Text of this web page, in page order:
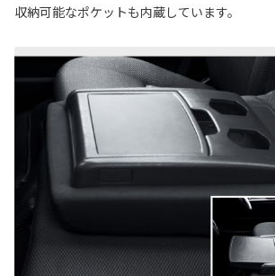
収納可能なポケットも内蔵しています。